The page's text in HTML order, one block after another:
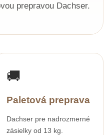
prepravou Dachser.
🚚
Paletová preprava
Dachser pre nadrozmerné
zásielky od 13 kg.